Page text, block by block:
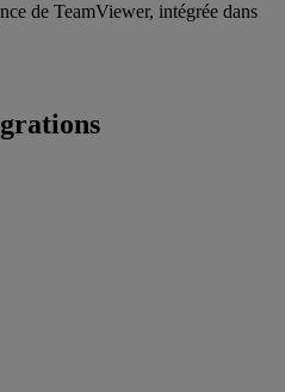
de TeamViewer, intégrée dans